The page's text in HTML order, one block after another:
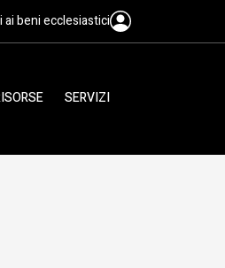
ai beni ecclesiastici
SERVIZI